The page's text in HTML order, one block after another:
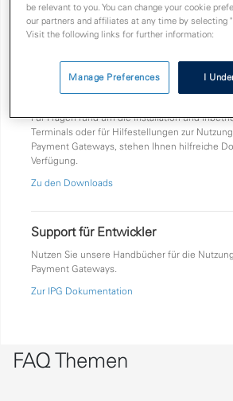
Finden Sie eine Lösung zu Ihrem Problem in
gestellten Fragen (FAQs).
Downloads
Für Fragen rund um die Installation und
Terminals oder für Hilfestellungen zur
Payment Gateways, stehen Ihnen hilfreiche
Verfügung.
Zu den Downloads
Support für Entwickler
Nutzen Sie unsere Handbücher für die
Payment Gateways.
Zur IPG Dokumentation
FAQ Themen
be relevant to you. You can change your cookie
our partners and affiliates at any time by selecting
Visit the following links for further information:
Manage Preferences I